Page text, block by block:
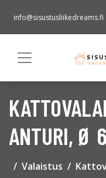
info@sisustusliikedreams.fi
ANTURI, Ø
Valaistus